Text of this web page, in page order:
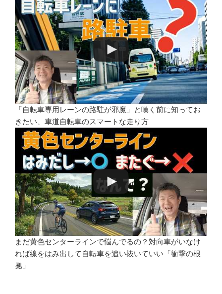
「自転車専用レーンの路駐が邪魔」と嘆く前に知ってお
きたい、車道自転車のスマートな走り方
まだ黄色センターラインで悩んでるの？対向車がいなけ
れば線をはみ出して自転車を追い抜いていい「衝撃の根
拠」